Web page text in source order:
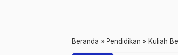
Beranda » Pendidikan » Kuliah